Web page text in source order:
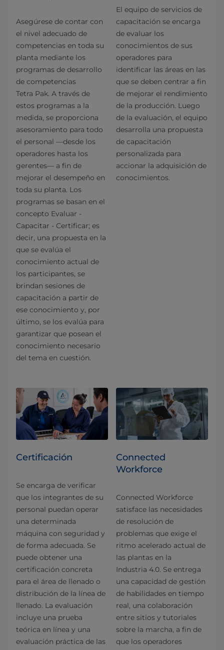
Asegúrese de contar con
el nivel adecuado de
competencias en toda su
planta mediante los
programas de desarrollo
de competencias
Tetra Pak. A través de
estos programas a la
medida, se proporciona
asesoramiento para todo
el personal —desde los
operadores hasta los
gerentes— a fin de
mejorar el desempeño en
toda su planta. Los
programas se basan en el
concepto Evaluar -
Capacitar - Certificar; es
decir, una propuesta en la
que se evalúa el
conocimiento actual de
los participantes, se
brindan sesiones de
capacitación a partir de
ese conocimiento y, por
último, se los evalúa para
garantizar que posean el
conocimiento necesario
del tema en cuestión.
El equipo de servicios de
capacitación se encarga
de evaluar los
conocimientos de sus
operadores para
identificar las áreas en las
que se deben centrar a fin
de mejorar el rendimiento
de la producción. Luego
de la evaluación, el equipo
desarrolla una propuesta
de capacitación
personalizada para
accionar la adquisición de
conocimientos.
Certificación
Se encarga de verificar
que los integrantes de su
personal puedan operar
una determinada
máquina con seguridad y
de forma adecuada. Se
puede obtener una
certificación concreta
para el área de llenado o
distribución de la línea de
llenado. La evaluación
incluye una prueba
teórica en línea y una
evaluación práctica de las
Connected
Workforce
Connected Workforce
satisface las necesidades
de resolución de
problemas que exige el
ritmo acelerado actual de
las plantas en la
Industria 4.0. Se entrega
una capacidad de gestión
de habilidades en tiempo
real, una colaboración
entre sitios y tutoriales
sobre la marcha, a fin de
que los operadores